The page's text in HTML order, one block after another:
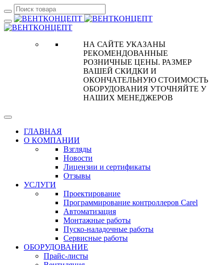
НА САЙТЕ УКАЗАНЫ
РЕКОМЕНДОВАННЫЕ
РОЗНИЧНЫЕ ЦЕНЫ. РАЗМЕР
ВАШЕЙ СКИДКИ И
ОКОНЧАТЕЛЬНУЮ СТОИМОСТЬ
ОБОРУДОВАНИЯ УТОЧНЯЙТЕ У
НАШИХ МЕНЕДЖЕРОВ
ГЛАВНАЯ
О КОМПАНИИ
Взгляды
Новости
Лицензии и сертификаты
Отзывы
УСЛУГИ
Проектирование
Программирование контроллеров Carel
Автоматизация
Монтажные работы
Пуско-наладочные работы
Сервисные работы
ОБОРУДОВАНИЕ
Прайс-листы